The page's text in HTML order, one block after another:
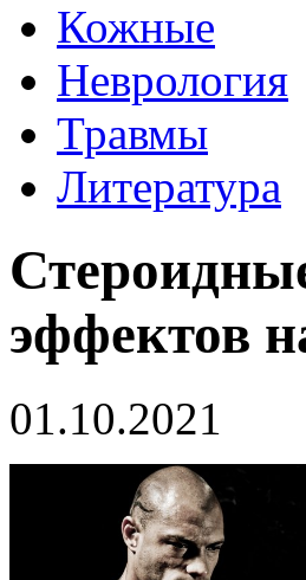
Кожные
Неврология
Травмы
Литература
эффектов
01.10.2021